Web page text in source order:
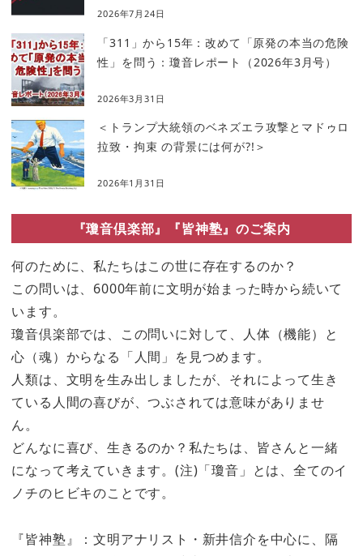
2026年7月24日
「311」から15年：改めて「原発の本当の危険
性」を問う：瓊音レポート（2026年3月号）
2026年3月31日
＜トランプ大統領のベネズエラ攻撃とマドゥロ
拉致・拘束 の背景には何が?!＞
2026年1月31日
『瓊音倶楽部』『皆神塾』のご案内
何のために、私たちはこの世に存在するのか？
この問いは、6000年前に文明が始まった時から続いて
います。
瓊音倶楽部では、この問いに対して、人体（機能）と
心（魂）からなる「人間」を見つめます。
人類は、文明を生み出しましたが、それによって生き
ている人間の喜びが、つぶされては意味がありませ
ん。
どんなに喜び、生きるのか？私たちは、皆さんと一緒
になって考えていきます。(注)「瓊音」とは、全てのイ
ノチのヒビキのことです。
『皆神塾』：文明アナリスト・新井信介を中心に、隔